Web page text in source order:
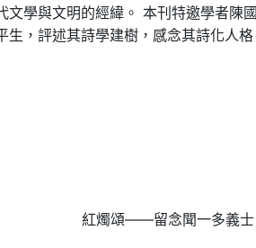
文學與文明的經緯。 本刊特邀學者陳國
生，評述其詩學建樹，感念其詩化人格
紅燭頌——留念聞一多義士